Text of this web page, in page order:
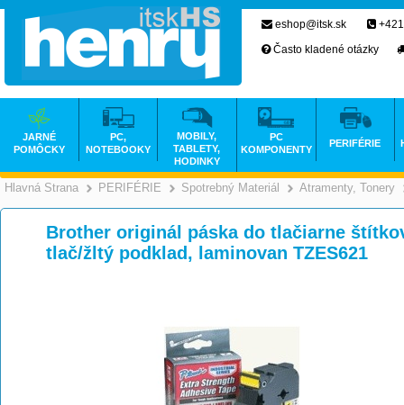
Hlavná Strana >
PERIFÉRIE >
Spotrebný Materiál >
Atramenty, Tonery
Brother originál páska do tlačiarne
tlač/žltý podklad, laminovan TZES621
eshop@itsk.sk
Často kladené otázky
JARNÉ
POMÔCKY
PC,
NOTEBOOKY
MOBILY,
TABLETY,
HODINKY
PC
KOMPONENTY
PERIFÉRIE